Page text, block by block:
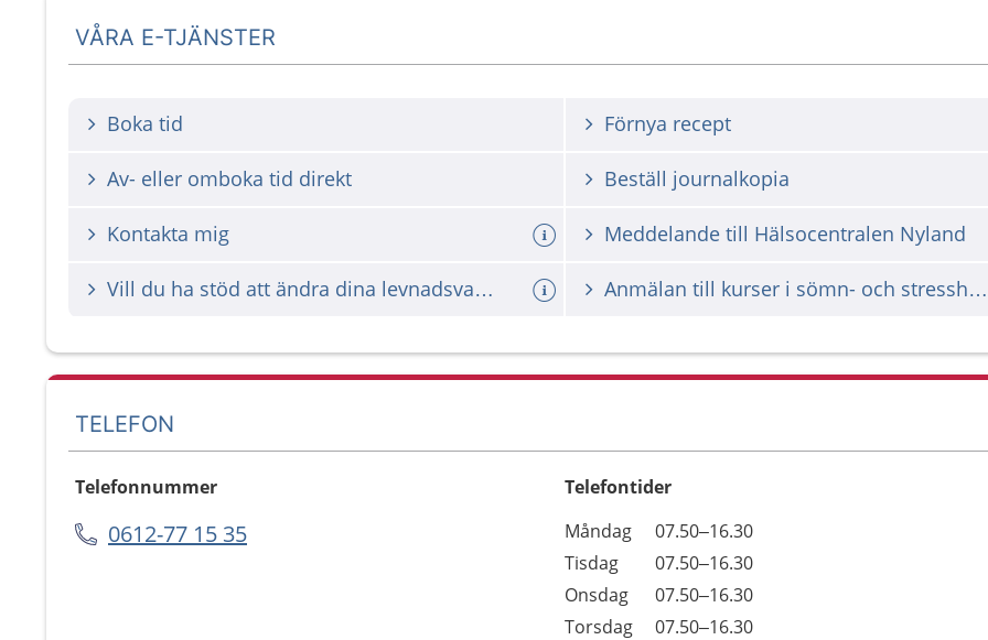
VÅRA E-TJÄNSTER
Boka tid Förnya recept
Av- eller omboka tid direkt Beställ journalkopia
Kontakta mig Meddelande till Hälsocentralen Nyland
Vill du ha stöd att ändra dina levnadsvanor (mat, tobak, motion och alkohol)? Anmälan till kurser i sömn- och stresshantering
TELEFON
Telefonnummer
0612-77 15 35
Telefontider
Dag
Öppettider
Kommentarer
Måndag
07.50–16.30
Tisdag
07.50–16.30
Onsdag
07.50–16.30
Torsdag
07.50–16.30